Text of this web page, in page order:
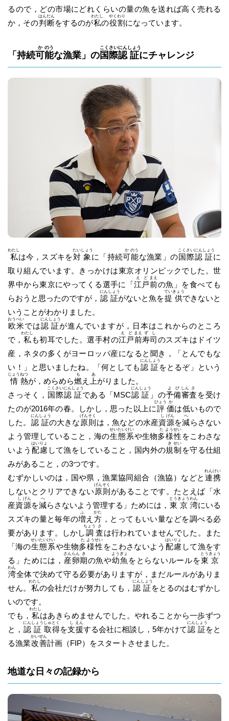
るので，どの市場にどれくらいの量の魚を送れば高く売れる
か，その判
はん
断
だん
をするのが私
わたし
の役
やく
割
わり
になっています。
「持続可
か
能
のう
な漁業」の国
こく
際
さい
認
にん
証
しょう
にチャレンジ
私
わたし
は今，スズキを対
たい
象
しょう
に「持続可
か
能
のう
な漁業」の国
こく
際
さい
認
にん
証
しょう
に
取り組んでいます。きっかけは東京オリンピックでした。世
界中から東京にやってくる選手に「江
え
戸
ど
前
まえ
の魚」を食べても
らおうと思ったのですが， 認
にん
証
しょう
がないと魚を提
てい
供
きょう
できないと
いうことがわかりました。
欧
おう
米
べい
では認
にん
証
しょう
が進んでいますが，日本はこれからのところ
で， 私
わたし
も初耳でした。選手村の江
え
戸
ど
前
まえ
寿
ず
司
し
のスズキはドイツ
産，ネタの多くがヨーロッパ産になると聞き，「とんでもな
い！」と思いましたね。「何としても認
にん
証
しょう
をとるぞ」という
情
じょう
熱
ねつ
が，めらめら燃
も
え 上
あ
がりました。
さっそく， 国
こく
際
さい
認
にん
証
しょう
である「MSC認
にん
証
しょう
」の予
よ
備
び
審
しん
査
さ
を受け
たのが2016年の春。しかし，思った以上に評
ひょう
価
か
は低いもので
した。 認
にん
証
しょう
の大きな 原
げん
則
そく
は，魚などの水産資
し
源
げん
を減
へ
らさない
よう管理していること，海の生
せい
態
たい
系
けい
や生物多
た
様
よう
性
せい
をこわさな
いよう 配
はい
慮
りょ
して漁をしていること，国内外の規
き
制
せい
を守る仕組
みがあること，の3つです。
むずかしいのは，国や県，漁業協同組合（漁協）などと 連
れん
携
けい
しないとクリアできない 原
げん
則
そく
があることです。たとえば「水
産資
し
源
げん
を減
へ
らさないよう管理する」ためには， 東
とう
京
きょう
湾
わん
にいる
スズキの量と毎年の増
ふ
え 方
かた
，とってもいい量などを調べる必
要があります。しかし調
ちょう
査
さ
は行われていませんでした。また
「海の生
せい
態
たい
系
けい
や生物多
た
様
よう
性
せい
をこわさないよう 配
はい
慮
りょ
して漁をす
る」ためには， 産
さん
卵
らん
期
き
の魚や幼
よう
魚
ぎょ
をとらないルールを東
とう
京
きょう
湾
わん
全体で決めて守る必要がありますが，まだルールがありま
せん。 私
わたし
の会社だけが努力しても， 認
にん
証
しょう
をとるのはむずかし
いのです。
でも， 私
わたし
はあきらめませんでした。やれることから一歩ずつ
と， 認
にん
証
しょう
取
しゅ
得
とく
を支
し
援
えん
する会社に相談し，5年かけて認
にん
証
しょう
をと
る漁業改
かい
善
ぜん
計画（FIP）をスタートさせました。
地道な日々の記録から